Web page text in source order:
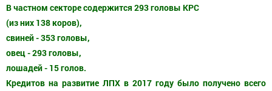
В частном секторе содержится 293 головы КРС
(из них 138 коров),
свиней - 353 головы,
овец - 293 головы,
лошадей - 15 голов.
Кредитов на развитие ЛПХ в 2017 году было получено всего